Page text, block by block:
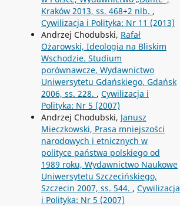
Kraków 2013, ss. 468+2 nlb. ,
Cywilizacja i Polityka: Nr 11 (2013)
Andrzej Chodubski, Rafał
Ożarowski, Ideologia na Bliskim
Wschodzie. Studium
porównawcze, Wydawnictwo
Uniwersytetu Gdańskiego, Gdańsk
2006, ss. 228. , Cywilizacja i
Polityka: Nr 5 (2007)
Andrzej Chodubski, Janusz
Mieczkowski, Prasa mniejszości
narodowych i etnicznych w
polityce państwa polskiego od
1989 roku, Wydawnictwo Naukowe
Uniwersytetu Szczecińskiego,
Szczecin 2007, ss. 544. , Cywilizacja
i Polityka: Nr 5 (2007)